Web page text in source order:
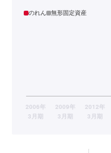
のれん 無形固定資産